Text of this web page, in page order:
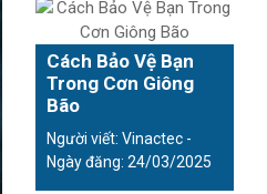
Cách Bảo Vệ Bạn
Trong Cơn Giông
Bão
Người viết: Vinactec -
Ngày đăng: 24/03/2025